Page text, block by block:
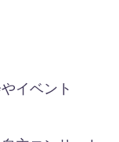
イベント